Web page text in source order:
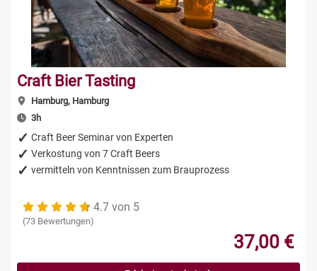
Craft Bier Tasting
Hamburg, Hamburg
3h
Craft Beer Seminar von Experten
Verkostung von 7 Craft Beers
vermitteln von Kenntnissen zum Brauprozess
4.7 von 5
(73 Bewertungen)
37,00 €